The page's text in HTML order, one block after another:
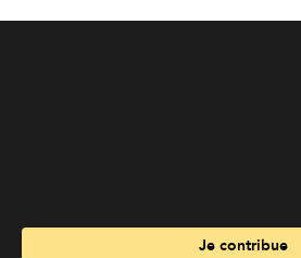
Je contribue